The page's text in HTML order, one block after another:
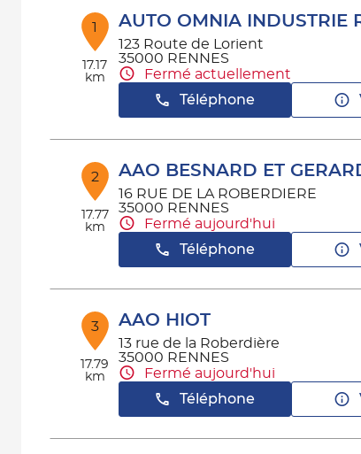
1
17.17
km
AUTO OMNIA INDUSTRIE
123 Route de Lorient
35000 RENNES
Fermé actuellement
Téléphone
2
17.77
km
AAO BESNARD ET
16 RUE DE LA ROBERDIERE
35000 RENNES
Fermé aujourd'hui
Téléphone
3
17.79
km
AAO HIOT
13 rue de la Roberdière
35000 RENNES
Fermé aujourd'hui
Téléphone